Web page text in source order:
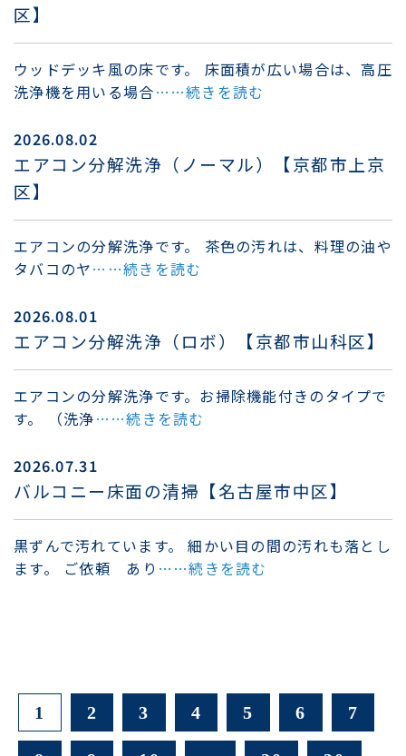
区】
ウッドデッキ風の床です。 床面積が広い場合は、高圧
洗浄機を用いる場合……続きを読む
2026.08.02
エアコン分解洗浄（ノーマル）【京都市上京
区】
エアコンの分解洗浄です。 茶色の汚れは、料理の油や
タバコのヤ……続きを読む
2026.08.01
エアコン分解洗浄（ロボ）【京都市山科区】
エアコンの分解洗浄です。お掃除機能付きのタイプで
す。 （洗浄……続きを読む
2026.07.31
バルコニー床面の清掃【名古屋市中区】
黒ずんで汚れています。 細かい目の間の汚れも落とし
ます。 ご依頼 あり ……続きを読む
1 2 3 4 5 6 7